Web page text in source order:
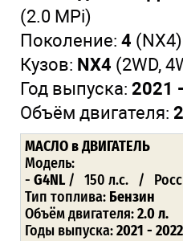
(2.0 MPi)
Поколение: 4 (NX4)
Кузов: NX4 (2WD,
Год выпуска: 2021
Объём двигателя:
МАСЛО в ДВИГАТЕЛЬ
Модель:
- G4NL / 150 л.с. /
Тип топлива: Бензин
Объём двигателя:2.0 л.
Годы выпуска:2021 - 2022